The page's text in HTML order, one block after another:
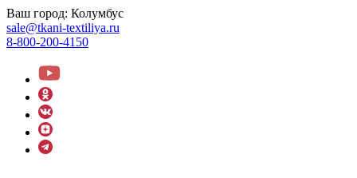
Ваш город: Колумбус
sale@tkani-textiliya.ru
8-800-200-4150